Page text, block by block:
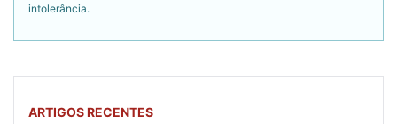
intolerância.
ARTIGOS RECENTES